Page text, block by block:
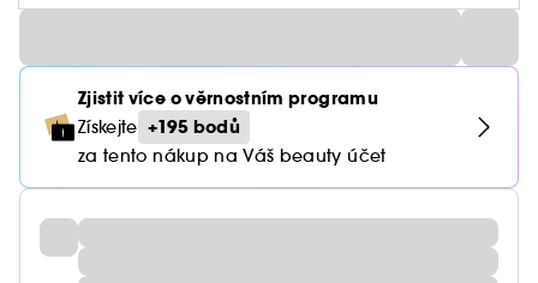
Zjistit více o věrnostním programu
Získejte +195 bodů
za tento nákup na Váš beauty účet